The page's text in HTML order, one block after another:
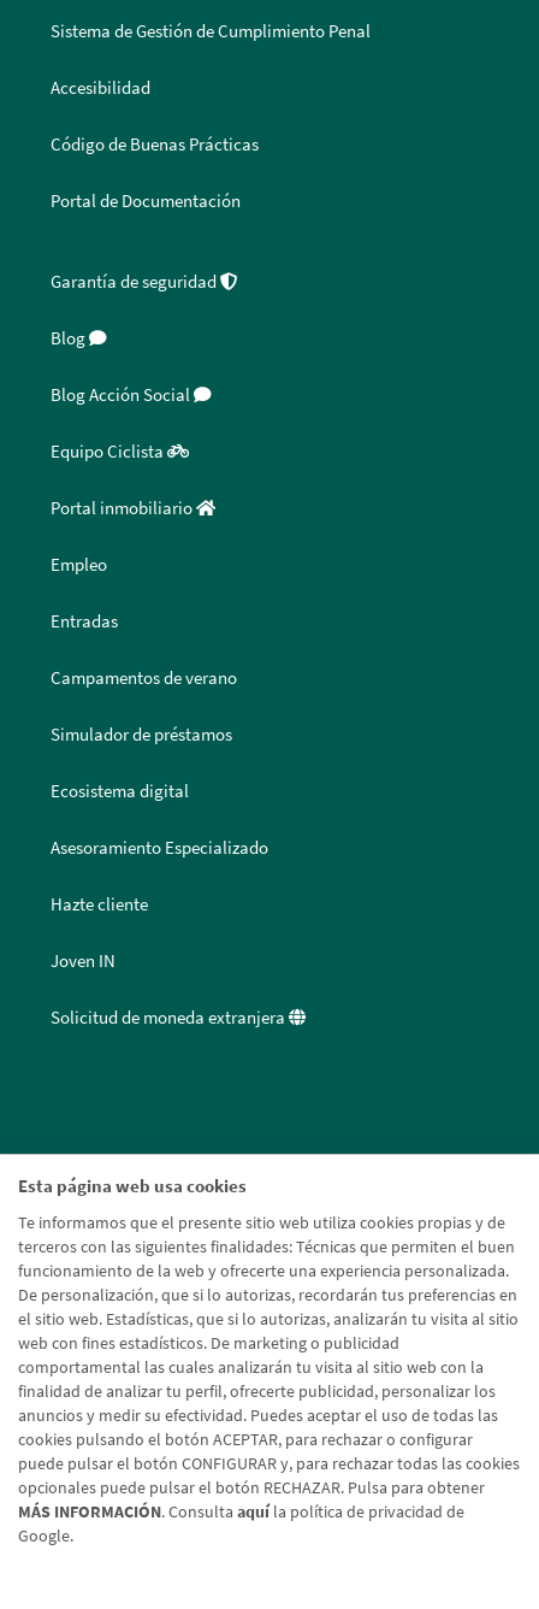
Esta página web usa cookies
Te informamos que el presente sitio web utiliza cookies propias y de
terceros con las siguientes finalidades: Técnicas que permiten el buen
funcionamiento de la web y ofrecerte una experiencia personalizada.
De personalización, que si lo autorizas, recordarán tus preferencias en
el sitio web. Estadísticas, que si lo autorizas, analizarán tu visita al sitio
web con fines estadísticos. De marketing o publicidad
comportamental las cuales analizarán tu visita al sitio web con la
finalidad de analizar tu perfil, ofrecerte publicidad, personalizar los
anuncios y medir su efectividad. Puedes aceptar el uso de todas las
cookies pulsando el botón ACEPTAR, para rechazar o configurar
puede pulsar el botón CONFIGURAR y, para rechazar todas las cookies
opcionales puede pulsar el botón RECHAZAR. Pulsa para obtener
MÁS INFORMACIÓN. Consulta aquíla política de privacidad de
Google.
Sistema de Gestión de Cumplimiento Penal
Accesibilidad
Código de Buenas Prácticas
Portal de Documentación
Garantía de seguridad
Blog
Blog Acción Social
Equipo Ciclista
Portal inmobiliario
Empleo
Entradas
Campamentos de verano
Simulador de préstamos
Ecosistema digital
Asesoramiento Especializado
Hazte cliente
Joven IN
Solicitud de moneda extranjera
Aviso legal